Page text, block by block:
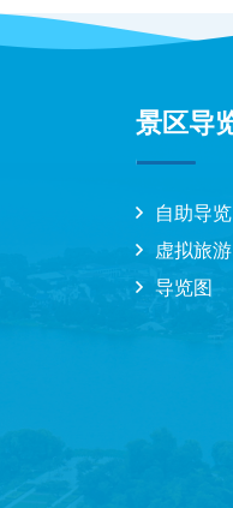
景区导
自助导览
虚拟旅游
导览图